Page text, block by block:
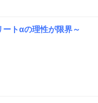
トαの理性が限界～